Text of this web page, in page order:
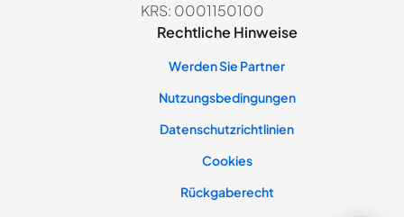
KRS: 0001150100
Rechtliche Hinweise
Werden Sie Partner
Nutzungsbedingungen
Datenschutzrichtlinien
Cookies
Rückgaberecht